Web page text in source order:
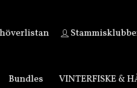
Bundles
VINTERFISKE &